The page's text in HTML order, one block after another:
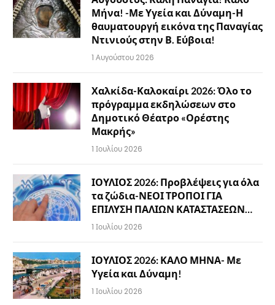
Μήνα! -Με Υγεία και Δύναμη-Η
θαυματουργή εικόνα της Παναγίας
Ντινιούς στην Β. Εύβοια!
1 Αυγούστου 2026
Χαλκίδα-Καλοκαίρι 2026: Όλο το
πρόγραμμα εκδηλώσεων στο
Δημοτικό Θέατρο «Ορέστης
Μακρής»
1 Ιουλίου 2026
ΙΟΥΛΙΟΣ 2026: Προβλέψεις για όλα
τα ζώδια-ΝΕΟΙ ΤΡΟΠΟΙ ΓΙΑ
ΕΠΙΛΥΣΗ ΠΑΛΙΩΝ ΚΑΤΑΣΤΑΣΕΩΝ…
1 Ιουλίου 2026
ΙΟΥΛΙΟΣ 2026: ΚΑΛΟ ΜΗΝΑ- Με
Υγεία και Δύναμη!
1 Ιουλίου 2026